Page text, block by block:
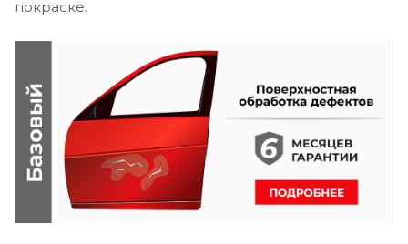
покраске.